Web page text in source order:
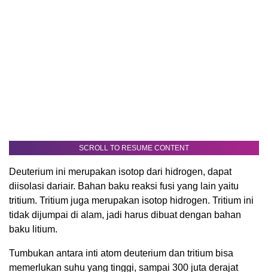
SCROLL TO RESUME CONTENT
Deuterium ini merupakan isotop dari hidrogen, dapat
diisolasi dariair. Bahan baku reaksi fusi yang lain yaitu
tritium. Tritium juga merupakan isotop hidrogen. Tritium ini
tidak dijumpai di alam, jadi harus dibuat dengan bahan
baku litium.
Tumbukan antara inti atom deuterium dan tritium bisa
memerlukan suhu yang tinggi, sampai 300 juta derajat